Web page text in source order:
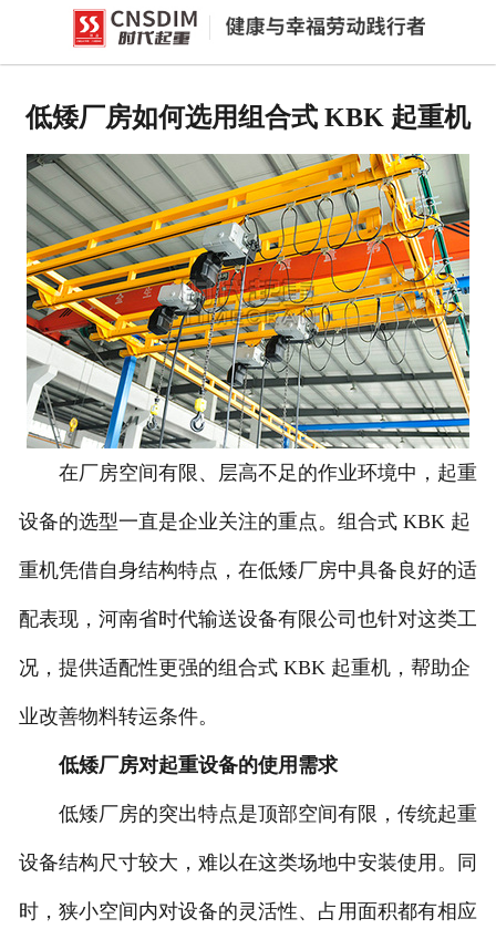
网站首页
公司概况
资质荣誉
企业文化
联系我们
低矮厂房如何选用组合式 KBK 起重机
在厂房空间有限、层高不足的作业环境中，起重
设备的选型一直是企业关注的重点。组合式 KBK 起
重机凭借自身结构特点，在低矮厂房中具备良好的适
配表现，河南省时代输送设备有限公司也针对这类工
况，提供适配性更强的组合式 KBK 起重机，帮助企
业改善物料转运条件。
低矮厂房对起重设备的使用需求
低矮厂房的突出特点是顶部空间有限，传统起重
设备结构尺寸较大，难以在这类场地中安装使用。同
时，狭小空间内对设备的灵活性、占用面积都有相应